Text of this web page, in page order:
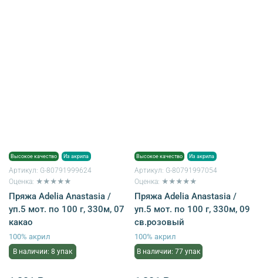
Высокое качество Из акрила
Артикул: G-80791999624
Оценка: ★★★★★
Пряжа Adelia Anastasia /
уп.5 мот. по 100 г, 330м, 07
какао
100% акрил
В наличии: 8 упак
Высокое качество Из акрила
Артикул: G-80791997054
Оценка: ★★★★★
Пряжа Adelia Anastasia /
уп.5 мот. по 100 г, 330м, 09
св.розовый
100% акрил
В наличии: 77 упак